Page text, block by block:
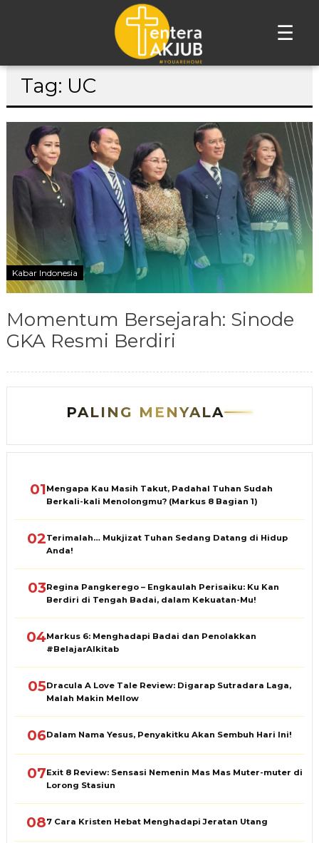
☰
Lompat
Tag: UC
Kabar Indonesia
Momentum Bersejarah: Sinode
GKA Resmi Berdiri
PALING MENYALA
01Mengapa Kau Masih Takut, Padahal Tuhan Sudah
Berkali-kali Menolongmu? (Markus 8 Bagian 1)
02Terimalah… Mukjizat Tuhan Sedang Datang di Hidup
Anda!
03Regina Pangkerego – Engkaulah Perisaiku: Ku Kan
Berdiri di Tengah Badai, dalam Kekuatan-Mu!
04Markus 6: Menghadapi Badai dan Penolakkan
#BelajarAlkitab
05Dracula A Love Tale Review: Digarap Sutradara Laga,
Malah Makin Mellow
06Dalam Nama Yesus, Penyakitku Akan Sembuh Hari Ini!
07Exit 8 Review: Sensasi Nemenin Mas Mas Muter-muter di
Lorong Stasiun
087 Cara Kristen Hebat Menghadapi Jeratan Utang